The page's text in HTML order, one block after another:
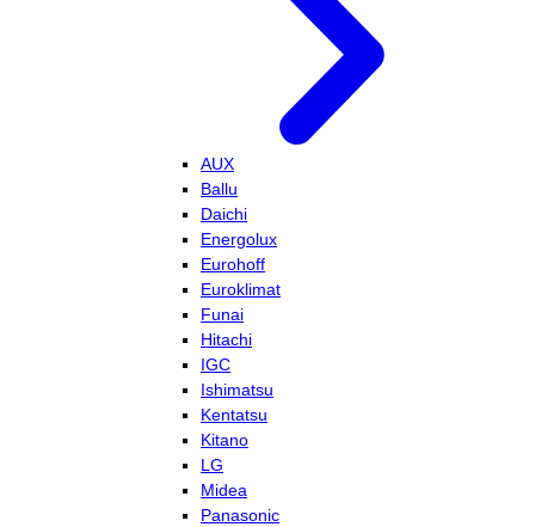
AUX
Ballu
Daichi
Energolux
Eurohoff
Euroklimat
Funai
Hitachi
IGC
Ishimatsu
Kentatsu
Kitano
LG
Midea
Panasonic